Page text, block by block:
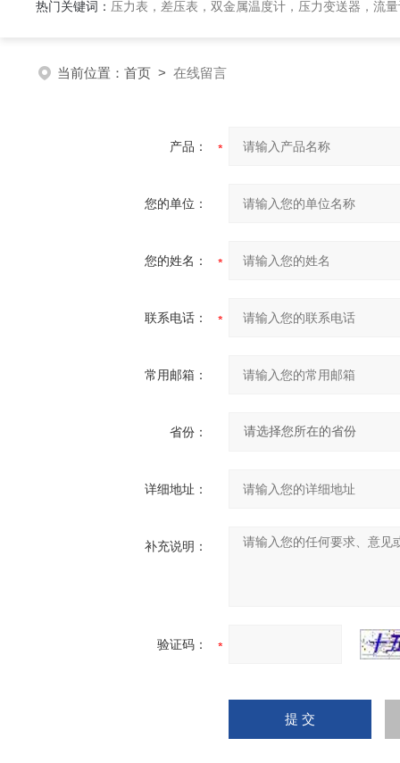
热门关键词： 压力表，差压表，双金属温度计，压力变送器，流
当前位置： 首页 > 在线留言
产品：
您的单位：
您的姓名：
联系电话：
常用邮箱：
省份：
详细地址：
补充说明：
验证码：